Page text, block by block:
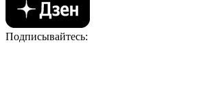
Подписывайтесь: